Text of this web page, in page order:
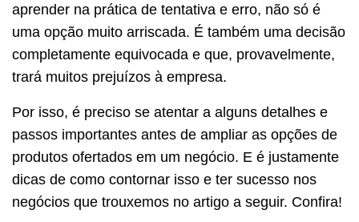
aprender na prática de tentativa e erro, não só é
uma opção muito arriscada. É também uma decisão
completamente equivocada e que, provavelmente,
trará muitos prejuízos à empresa.
Por isso, é preciso se atentar a alguns detalhes e
passos importantes antes de ampliar as opções de
produtos ofertados em um negócio. E é justamente
dicas de como contornar isso e ter sucesso nos
negócios que trouxemos no artigo a seguir. Confira!